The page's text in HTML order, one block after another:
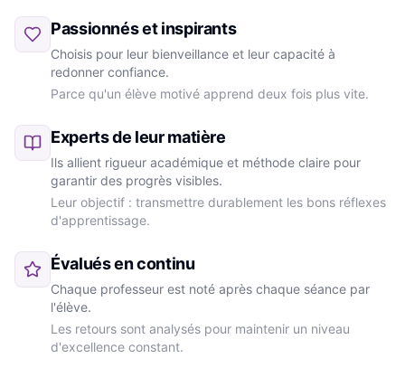
Passionnés et inspirants
Choisis pour leur bienveillance et leur capacité à
redonner confiance.
Parce qu'un élève motivé apprend deux fois plus vite.
Experts de leur matière
Ils allient rigueur académique et méthode claire pour
garantir des progrès visibles.
Leur objectif : transmettre durablement les bons réflexes
d'apprentissage.
Évalués en continu
Chaque professeur est noté après chaque séance par
l'élève.
Les retours sont analysés pour maintenir un niveau
d'excellence constant.